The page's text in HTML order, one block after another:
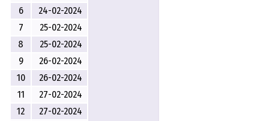
6
24-02-2024
7
25-02-2024
8
25-02-2024
9
26-02-2024
10
26-02-2024
11
27-02-2024
12
27-02-2024